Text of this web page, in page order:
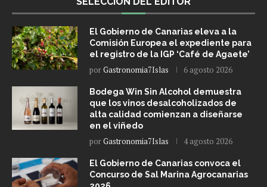
El Gobierno de Canarias eleva a la
Comisión Europea el expediente para
el registro de la IGP ‘Café de Agaete’
porGastronomia7Islas 6 agosto 2026
Bodega Win Sin Alcohol demuestra
que los vinos desalcoholizados de
alta calidad comienzan a diseñarse
en el viñedo
porGastronomia7Islas 4 agosto 2026
El Gobierno de Canarias convoca el
Concurso de Sal Marina Agrocanarias